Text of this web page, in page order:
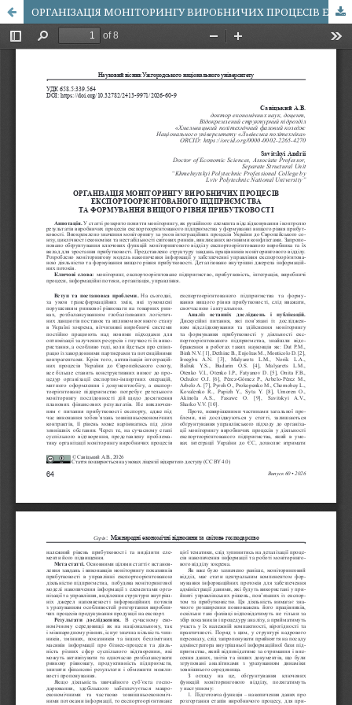
ОРГАНІЗАЦІЯ МОНІТОРИНГУ ВИРОБНИЧИХ ПРОЦЕСІВ ЕКСПОРТООРІЄНТОВАНОГО ПІДПРИЄМСТВА ТА ФОРМУВАННЯ ВИЩОГО РІВНЯ ПРИБУТКОВОСТІ